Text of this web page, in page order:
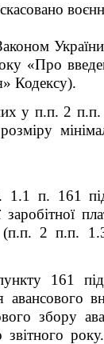
«Про
Кодексу).
у п.п. 2
1.1 п. 161
(п.п. 2 п.п.
161
авансового
збору